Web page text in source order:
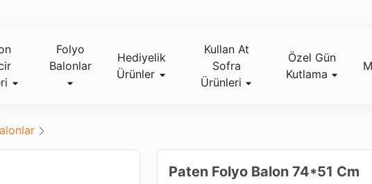
Folyo
Balonlar
Hediyelik
Ürünler
Kullan At
Sofra
Ürünleri
Özel Gün
Kutlama
Paten Folyo Balon 74*51 Cm